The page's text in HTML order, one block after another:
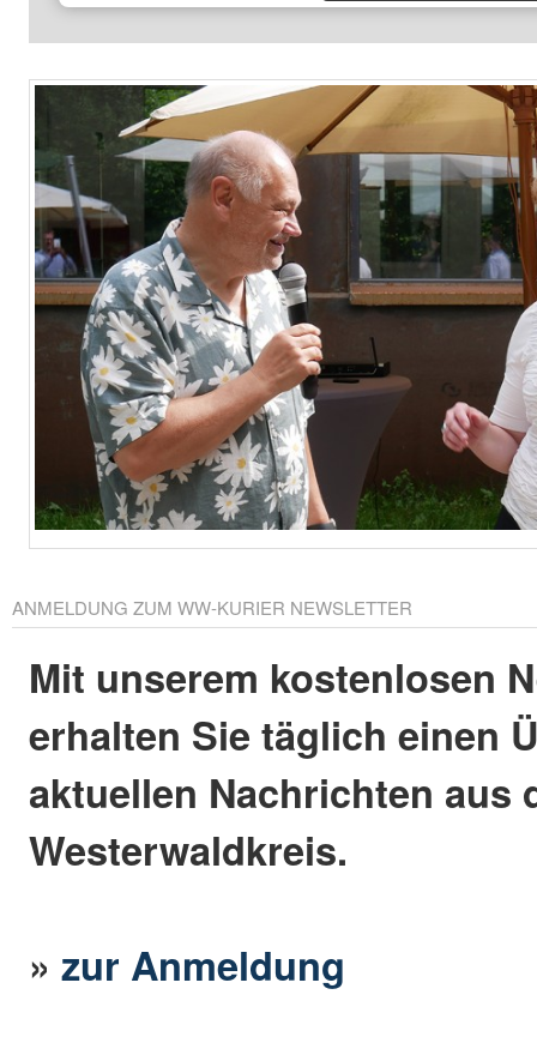
ANMELDUNG ZUM WW-KURIER NEWSLETTER
Mit unserem kostenlosen
erhalten Sie täglich einen
aktuellen Nachrichten aus
Westerwaldkreis.
»zur Anmeldung